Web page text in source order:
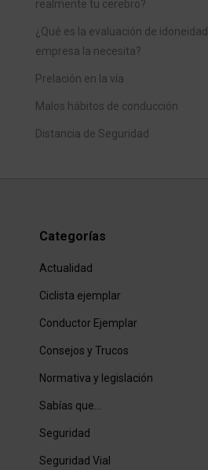
realmente tu cerebro?
¿Qué es la evaluación de
empresa la necesita?
Prelación en la vía
Malos hábitos de conducción
Distancia de Seguridad
Categorías
Actualidad
Ciclista ejemplar
Conductor Ejemplar
Consejos y Trucos
Normativa y legislación
Sabías que…
Seguridad
Seguridad Vial